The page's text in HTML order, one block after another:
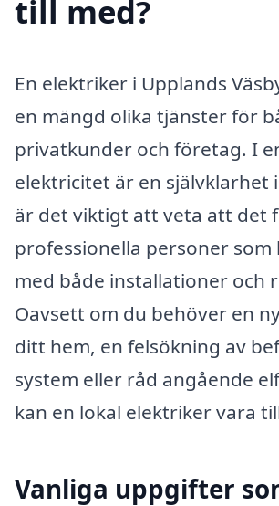
till med?
En elektriker i Upplands
en mängd olika tjänster för
privatkunder och företag. I
elektricitet är en självklarhet
är det viktigt att veta att det
professionella personer som
med både installationer och
Oavsett om du behöver en
ditt hem, en felsökning av
system eller råd angående
kan en lokal elektriker vara
Vanliga uppgifter